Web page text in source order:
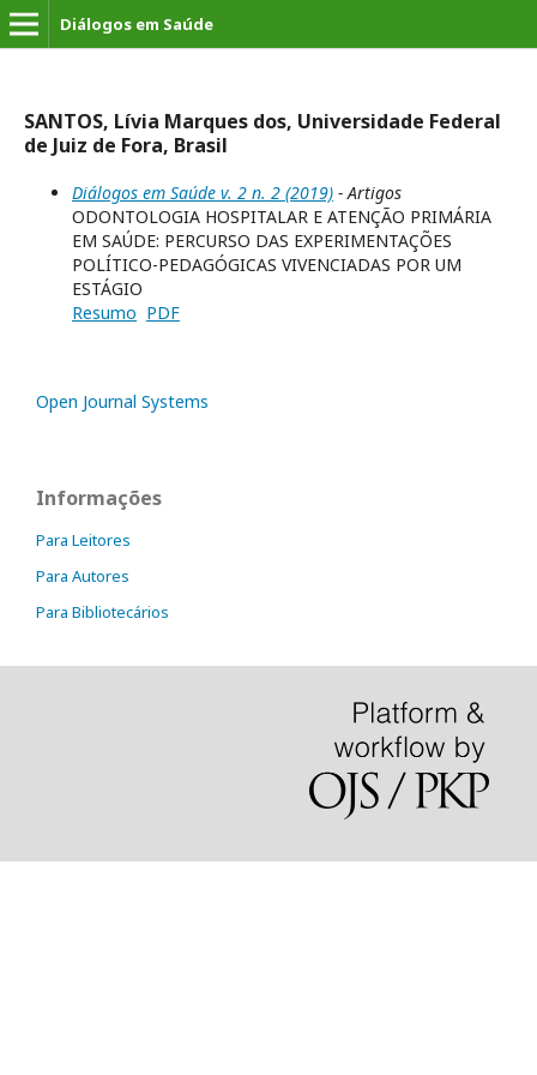
Diálogos em Saúde
SANTOS, Lívia Marques dos, Universidade Federal
de Juiz de Fora, Brasil
Diálogos em Saúde v. 2 n. 2 (2019) - Artigos
ODONTOLOGIA HOSPITALAR E ATENÇÃO PRIMÁRIA
EM SAÚDE: PERCURSO DAS EXPERIMENTAÇÕES
POLÍTICO-PEDAGÓGICAS VIVENCIADAS POR UM
ESTÁGIO
Resumo PDF
Open Journal Systems
Informações
Para Leitores
Para Autores
Para Bibliotecários